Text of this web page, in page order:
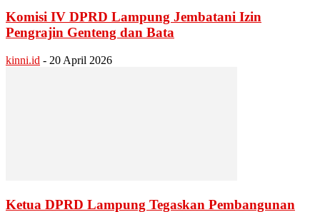
Komisi IV DPRD Lampung Jembatani Izin
Pengrajin Genteng dan Bata
kinni.id - 20 April 2026
Ketua DPRD Lampung Tegaskan Pembangunan